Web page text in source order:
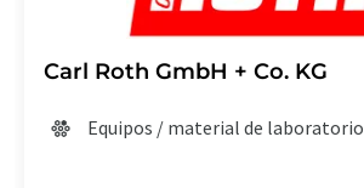
Carl Roth GmbH + Co. KG
Equipos / material de laboratorio